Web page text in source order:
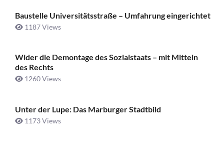
Baustelle Universitätsstraße ­– Umfahrung eingerichtet
1187 Views
Wider die Demontage des Sozialstaats – mit Mitteln
des Rechts
1260 Views
Unter der Lupe: Das Marburger Stadtbild
1173 Views